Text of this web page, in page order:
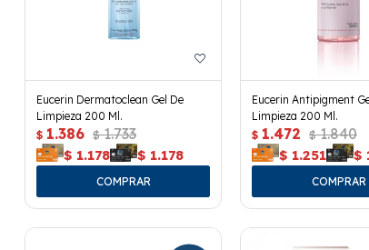
Eucerin Dermatoclean Gel De
Limpieza 200 Ml.
$ 1.386 $ 1.733
$ 1.178 $ 1.178
Eucerin Antipigment
Limpieza 200 Ml.
$ 1.472 $ 1.840
$ 1.251 $